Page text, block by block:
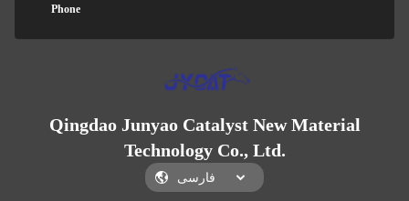
Phone
Qingdao Junyao Catalyst New Material
Technology Co., Ltd.